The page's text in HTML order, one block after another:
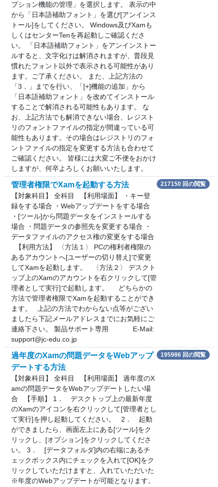
プション機能の管理」を選択します。 表示の中
から「日本語補助フォント」を選び[アンインス
トール]をしてください。 Windows及びXamも
しくはセンターTenを再起動しご確認くださ
い。 「日本語補助フォント」をアンインストー
ルすると、文字化けは解消されますが、普段見
慣れたフォント以外で表示される可能性があり
ます。ご了承ください。 また、上記方法の
「3．」までを行い、「[+]機能の追加」から
「日本語補助フォント」を改めてインストール
することで解消される可能性もあります。 な
お、上記方法でも解消できない場合、レジスト
リのフォントファイルの指定が間違っている可
能性もあります。その場合はレジストリのフォ
ントファイルの指定を変更する方法も合わせて
ご確認ください。 皆様には大変ご不便をおかけ
しますが、何卒よろしくお願いいたします。
管理者権限でXamを起動する方法
【対象科目】 全科目 【利用場面】 ・キー登
録をする場合 ・Webアップデートをする場合
・[ツール]から問題データをインストールする
場合 ・問題データの参照先を変更する場合 ・
データファイルのアクセス権の変更をする場合
【利用方法】 〈方法１〉 PCの権利者権限の
あるアカウントへ[ユーザーの切り替え]で変更
してXamを起動します。 〈方法２〉 デスクト
ップ上のXamのアカウントを右クリックして[管
理者として実行]で起動します。 どちらかの
方法で管理者権限でXamを起動することができ
ます。 上記の方法でわからない点等がござい
ましたら下記メールアドレスまでにお気軽にご
連絡下さい。 製品サポート専用 E-Mail:
support@jc-edu.co.jp
217150 回の閲覧
過年度のXamの問題データをWebアップ
デートする方法
【対象科目】 全科目 【利用場面】 過年度のX
amの問題データをWebアップデートしたい場
合 【手順】 1． デスクトップ上の最新年度
のXamのアイコンを右クリックして[管理者とし
て実行]を押し起動してください。 2． 起動
ができましたら、画面左上にある[ツール]をク
リックし、[オプション]をクリックしてくださ
い。 3． [データフォルダ]内の右端にあるチ
ェックボックス内にチェックを入れて[OK]をク
リックしていただけますと、入れていただいた
※年度のWebアップデートが可能となります。
195986 回の閲覧